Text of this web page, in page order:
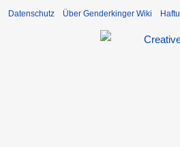
Datenschutz Über Genderkinger Wiki